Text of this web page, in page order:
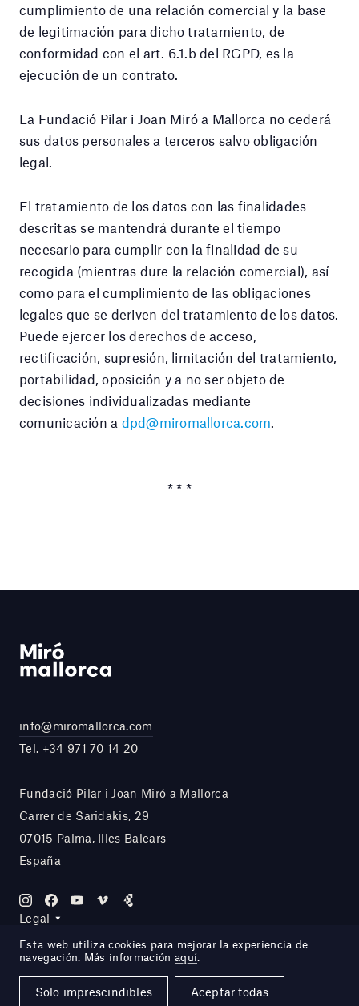
cumplimiento de una relación comercial y la base
de legitimación para dicho tratamiento, de
conformidad con el art. 6.1.b del RGPD, es la
ejecución de un contrato.
La Fundació Pilar i Joan Miró a Mallorca no cederá
sus datos personales a terceros salvo obligación
legal.
El tratamiento de los datos con las finalidades
descritas se mantendrá durante el tiempo
necesario para cumplir con la finalidad de su
recogida (mientras dure la relación comercial), así
como para el cumplimiento de las obligaciones
legales que se deriven del tratamiento de los datos.
Puede ejercer los derechos de acceso,
rectificación, supresión, limitación del tratamiento,
portabilidad, oposición y a no ser objeto de
decisiones individualizadas mediante
comunicación a dpd@miromallorca.com
* * *
info@miromallorca.com
Tel. +34 971 70 14 20
Fundació Pilar i Joan Miró a Mallorca
Carrer de Saridakis, 29
07015 Palma, Illes Balears
España
Legal
Site by DOMO—A
Esta web utiliza cookies para mejorar la experiencia de
navegación. Más información aquí.
Solo imprescindibles Aceptar todas